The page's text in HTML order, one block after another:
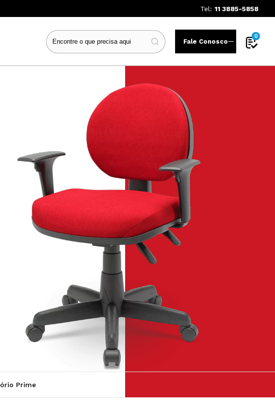
Tel:11 3885-5858
Fale Conosco
0
Prime